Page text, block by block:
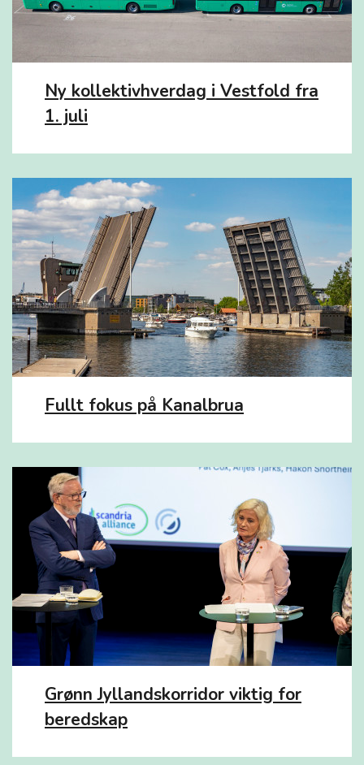
Ny kollektivhverdag i Vestfold fra
1. juli
Fullt fokus på Kanalbrua
Grønn Jyllandskorridor viktig for
beredskap